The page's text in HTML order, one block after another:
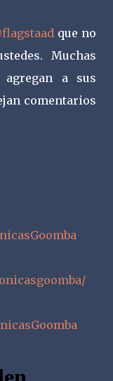
que no
Muchas
a sus
comentarios